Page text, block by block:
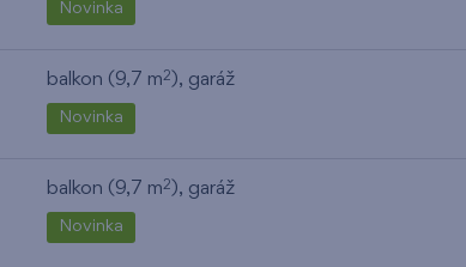
Novinka
balkon (9,7 m2 ), garáž
Novinka
balkon (9,7 m2 ), garáž
Novinka